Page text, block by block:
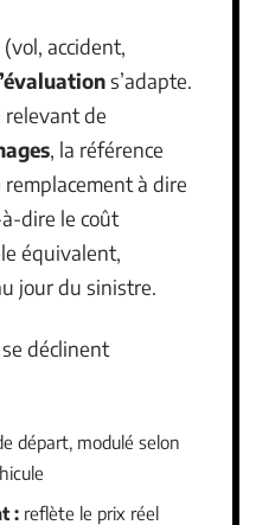
accident,
s’adapte.
de
, la référence
à dire
à-dire le coût
équivalent,
jour du sinistre.
déclinent
départ, modulé selon
: reflète le prix réel